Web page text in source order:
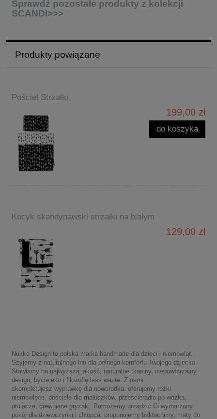
Sprawdź pozostałe produkty z kolekcji
SCANDI>>>
Produkty powiązane
Pościel Strzałki
199,00 zł
do koszyka
Kocyk skandynawski strzałki na białym
129,00 zł
Nukko Design to polska marka handmade dla dzieci i niemowląt.
Szyjemy z naturalnego lnu dla pełnego komfortu Twojego dziecka.
Stawiamy na najwyższą jakość, naturalne tkaniny, niepowtarzalny
design, bycie eko i filozofię less waste. Z nami
skompletujesz wyprawkę dla noworodka: oferujemy rożki
niemowlęce, pościele dla maluszków, prześcieradła po wózka,
otulacze, drewniane gryzaki. Pomożemy urządzić Ci wymarzony
pokój dla dziewczynki i chłopca: proponujemy baldachimy, maty do